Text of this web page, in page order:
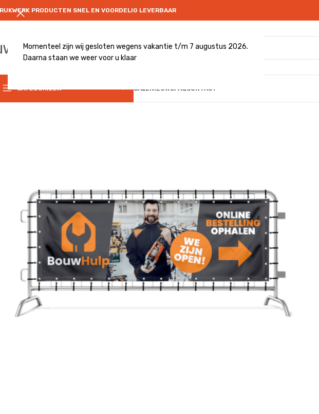
Momenteel zijn wij gesloten wegens vakantie t/m 7 augustus 2026.
Daarna staan we weer voor u klaar
PRODUCTEN SNEL EN VOORDELIG LEVERBAAR
CATEGORIEËN SALENIEUWSFAQCONTACT